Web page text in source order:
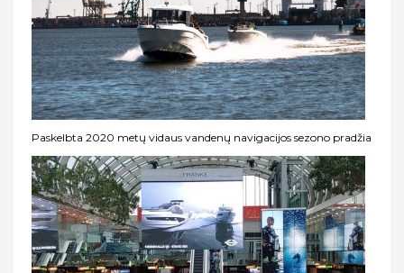
Paskelbta 2020 metų vidaus vandenų navigacijos sezono pradžia